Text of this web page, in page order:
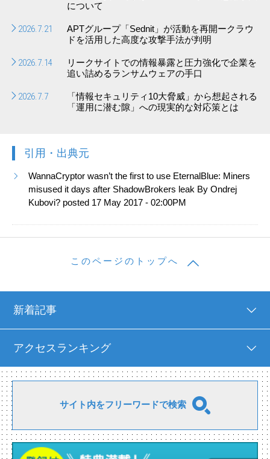
について
2026.7.21
APTグループ「Sednit」が活動を再開ークラウ
ドを活用した高度な攻撃手法が判明
2026.7.14
リークサイトでの情報暴露と圧力強化で企業を
追い詰めるランサムウェアの手口
2026.7.7
「情報セキュリティ10大脅威」から想起される
「運用に潜む隙」への現実的な対応策とは
引用・出典元
WannaCryptor wasn’t the first to use EternalBlue: Miners
misused it days after ShadowBrokers leak By Ondrej
Kubovi? posted 17 May 2017 - 02:00PM
このページのトップへ
新着記事
アクセスランキング
サイト内をフリーワードで検索